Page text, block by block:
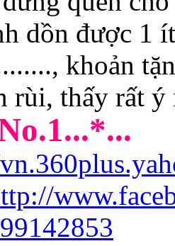
dồn được 1
khoản
rùi, thấy rất ý